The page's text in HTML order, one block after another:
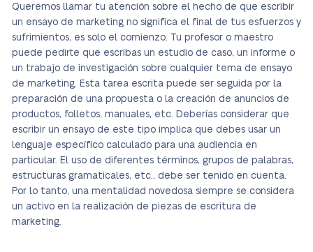
Queremos llamar tu atención sobre el hecho de que escribir
un ensayo de marketing no significa el final de tus esfuerzos y
sufrimientos, es solo el comienzo. Tu profesor o maestro
puede pedirte que escribas un estudio de caso, un informe o
un trabajo de investigación sobre cualquier tema de ensayo
de marketing. Esta tarea escrita puede ser seguida por la
preparación de una propuesta o la creación de anuncios de
productos, folletos, manuales, etc. Deberías considerar que
escribir un ensayo de este tipo implica que debes usar un
lenguaje específico calculado para una audiencia en
particular. El uso de diferentes términos, grupos de palabras,
estructuras gramaticales, etc., debe ser tenido en cuenta.
Por lo tanto, una mentalidad novedosa siempre se considera
un activo en la realización de piezas de escritura de
marketing.